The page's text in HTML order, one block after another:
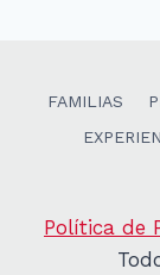
FAMILIAS
Política de